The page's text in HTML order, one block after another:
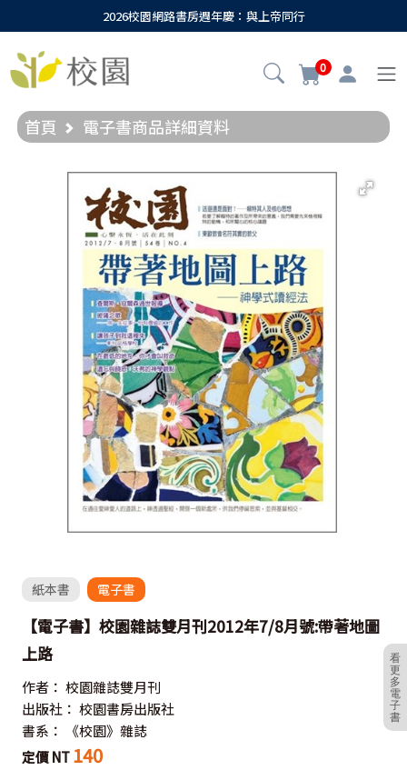
2026校園網路書房週年慶：與上帝同行
0
首頁 電子書商品詳細資料
看
更
多
電
子
書
紙本書 電子書
【電子書】校園雜誌雙月刊2012年7/8月號:帶著地圖
上路
作者： 校園雜誌雙月刊
出版社： 校園書房出版社
書系：
《校園》雜誌
定價 NT140